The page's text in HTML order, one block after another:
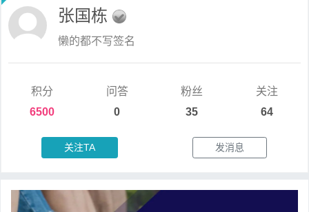
张国栋
懒的都不写签名
积分
6500
问答
0
粉丝
35
关注
64
关注TA 发消息